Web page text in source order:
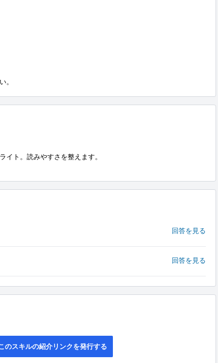
。
イト。読みやすさを整えます。
回答を見る
回答を見る
のスキルの紹介リンクを発行する